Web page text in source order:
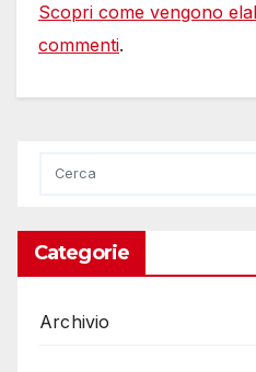
Scopri come vengono
commenti.
Categorie
Archivio